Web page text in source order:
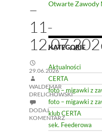
–
11-
29.06.2026
WALDEMAR
DRELICHOWSKI
DODAJ
KOMENTARZ
Otwarte Zawody
KATEGORIE
Aktualności
CERTA
foto – migawki z
foto – migawki z
klub CERTA
sek. Feederowa